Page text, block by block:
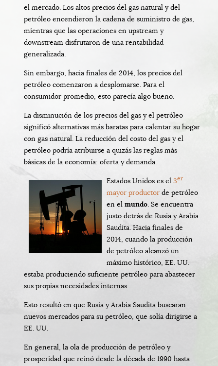
el mercado. Los altos precios del gas natural y del
petróleo encendieron la cadena de suministro de gas,
mientras que las operaciones en upstream y
downstream disfrutaron de una rentabilidad
generalizada.
Sin embargo, hacia finales de 2014, los precios del
petróleo comenzaron a desplomarse. Para el
consumidor promedio, esto parecía algo bueno.
La disminución de los precios del gas y el petróleo
significó alternativas más baratas para calentar su hogar
con gas natural. La reducción del costo del gas y el
petróleo podría atribuirse a quizás las reglas más
básicas de la economía: oferta y demanda.
Estados Unidos es el 3er
mayor productor de petróleo
en el mundo. Se encuentra
justo detrás de Rusia y Arabia
Saudita. Hacia finales de
2014, cuando la producción
de petróleo alcanzó un
máximo histórico, EE. UU.
estaba produciendo suficiente petróleo para abastecer
sus propias necesidades internas.
Esto resultó en que Rusia y Arabia Saudita buscaran
nuevos mercados para su petróleo, que solía dirigirse a
EE. UU.
En general, la ola de producción de petróleo y
prosperidad que reinó desde la década de 1990 hasta